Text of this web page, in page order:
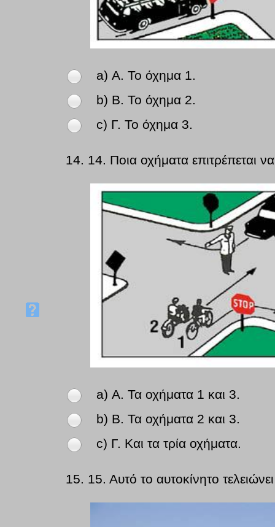
a) Α. Το όχημα 1.
b) Β. Το όχημα 2.
c) Γ. Το όχημα 3.
14. 14. Ποια οχήματα επιτρέπεται
a) Α. Τα οχήματα 1 και 3.
b) Β. Τα οχήματα 2 και 3.
c) Γ. Και τα τρία οχήματα.
15. 15. Αυτό το αυτοκίνητο